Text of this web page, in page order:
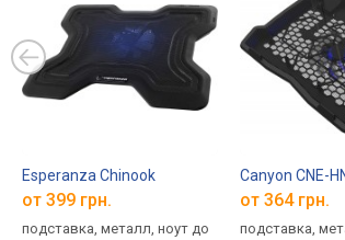
Esperanza Chinook
от 399 грн.
подставка, металл, ноут до
Canyon CNE-
от 364 грн.
подставка,